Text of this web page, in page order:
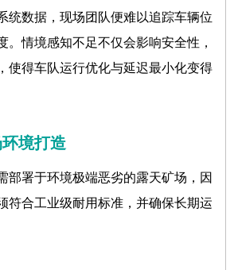
统数据，现场团队便难以追踪车辆位
。情境感知不足不仅会影响安全性，
使得车队运行优化与延迟最小化变得
境打造
部署于环境极端恶劣的露天矿场，因
符合工业级耐用标准，并确保长期运